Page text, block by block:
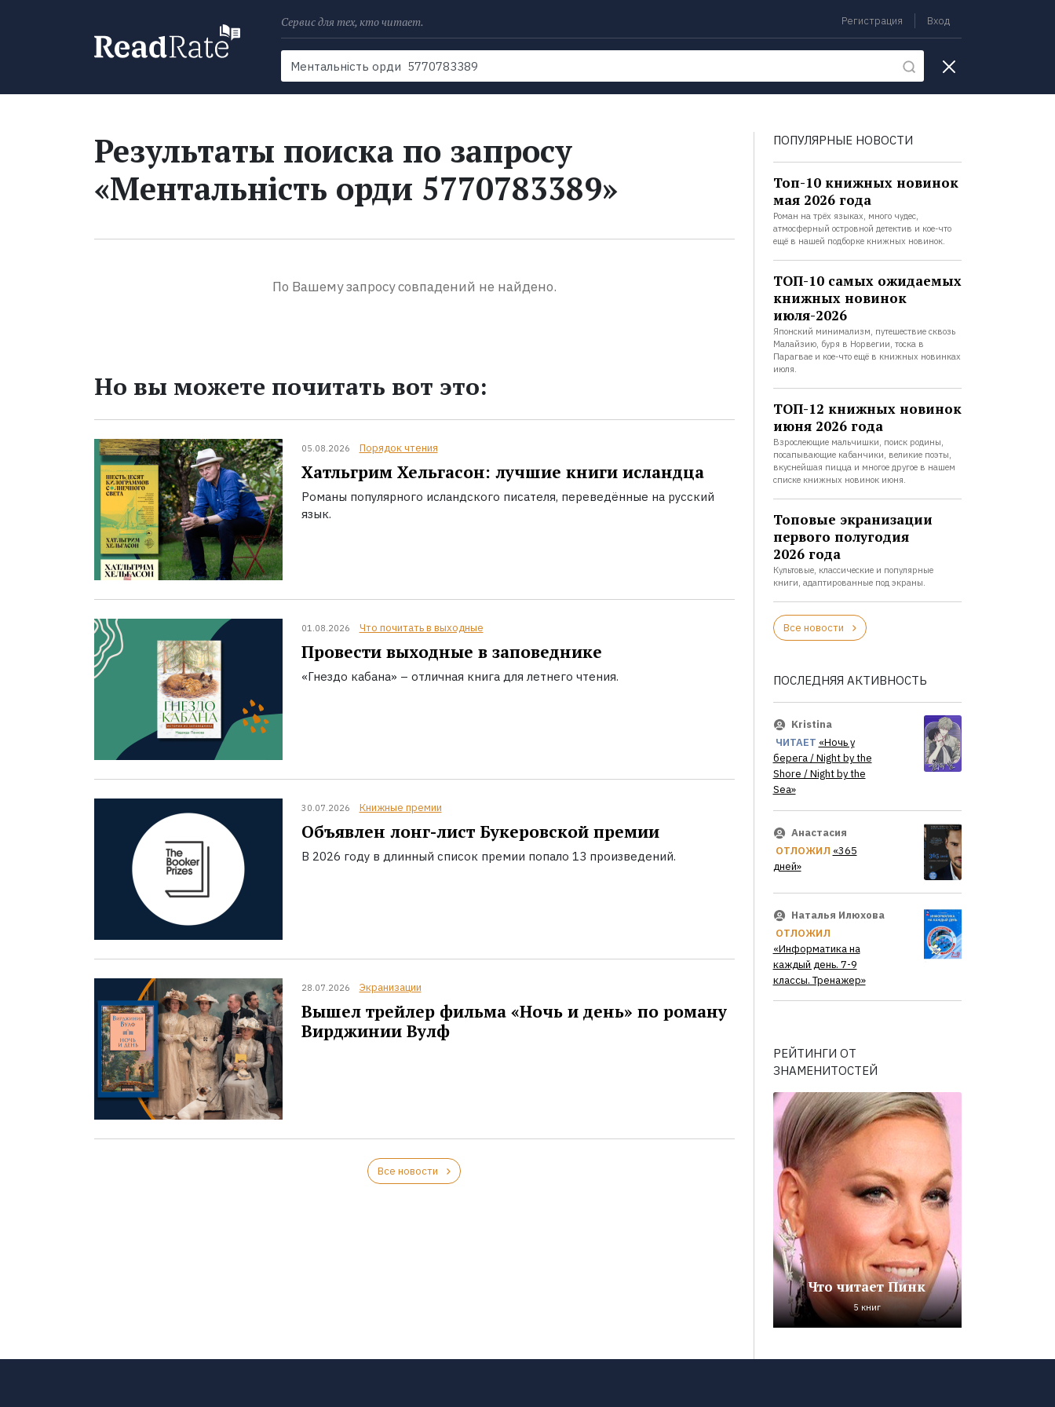
Сервис для тех, кто читает. Регистрация Вход
Поиск
Новости Рейтинги Книги
Результаты поиска по запросу
«Ментальність орди 5770783389»
По Вашему запросу совпадений не найдено.
Но вы можете почитать вот это:
05.08.2026 Порядок чтения
Хатльгрим Хельгасон: лучшие книги исландца
Романы популярного исландского писателя, переведённые на русский
язык.
01.08.2026 Что почитать в выходные
Провести выходные в заповеднике
«Гнездо кабана» – отличная книга для летнего чтения.
30.07.2026 Книжные премии
Объявлен лонг-лист Букеровской премии
В 2026 году в длинный список премии попало 13 произведений.
28.07.2026 Экранизации
Вышел трейлер фильма «Ночь и день» по роману
Вирджинии Вулф
Все новости
ПОПУЛЯРНЫЕ НОВОСТИ
Топ-10 книжных новинок
мая 2026 года
Роман на трёх языках, много чудес,
атмосферный островной детектив и кое-что
ещё в нашей подборке книжных новинок.
ТОП-10 самых ожидаемых
книжных новинок
июля-2026
Японский минимализм, путешествие сквозь
Малайзию, буря в Норвегии, тоска в
Парагвае и кое-что ещё в книжных новинках
июля.
ТОП-12 книжных новинок
июня 2026 года
Взрослеющие мальчишки, поиск родины,
посапывающие кабанчики, великие поэты,
вкуснейшая пицца и многое другое в нашем
списке книжных новинок июня.
Топовые экранизации
первого полугодия
2026 года
Культовые, классические и популярные
книги, адаптированные под экраны.
Все новости
ПОСЛЕДНЯЯ АКТИВНОСТЬ
Kristina
ЧИТАЕТ «Ночь у
берега / Night by the
Shore / Night by the
Sea»
Анастасия
ОТЛОЖИЛ «365
дней»
Наталья Илюхова
ОТЛОЖИЛ
«Информатика на
каждый день. 7-9
классы. Тренажер»
РЕЙТИНГИ ОТ
ЗНАМЕНИТОСТЕЙ
Что читает Пинк
5 книг